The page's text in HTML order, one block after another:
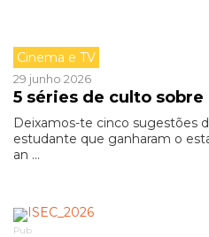
Cinema e TV
29 junho 2026
5 séries de culto
Deixamos-te cinco sugestões
estudante que ganharam o
an ...
Pub